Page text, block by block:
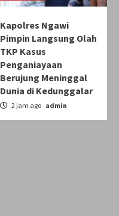
Kapolres Ngawi
Pimpin Langsung Olah
TKP Kasus
Penganiayaan
Berujung Meninggal
Dunia di Kedunggalar
2 jam ago admin